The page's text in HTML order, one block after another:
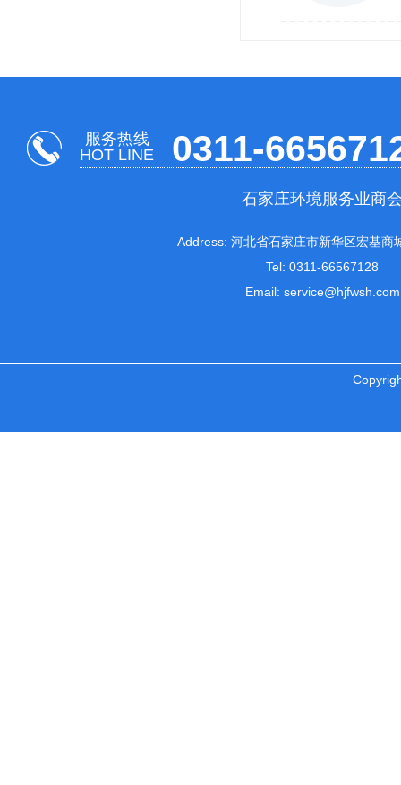
服务热线
HOT LINE
0311-
石家庄环境服务业商
Address: 河北省石家庄市新华区宏基商
Tel: 0311-66567128
Email: service@hjfwsh.com